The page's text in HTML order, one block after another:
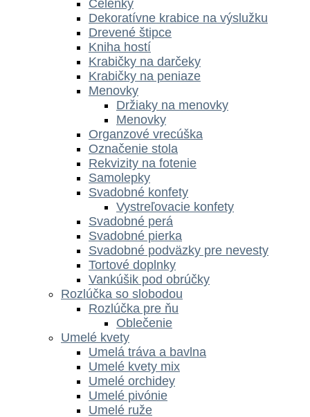
Čelenky
Dekoratívne krabice na výslužku
Drevené štipce
Kniha hostí
Krabičky na darčeky
Krabičky na peniaze
Menovky
Držiaky na menovky
Menovky
Organzové vrecúška
Označenie stola
Rekvizity na fotenie
Samolepky
Svadobné konfety
Vystreľovacie konfety
Svadobné perá
Svadobné pierka
Svadobné podväzky pre nevesty
Tortové doplnky
Vankúšik pod obrúčky
Rozlúčka so slobodou
Rozlúčka pre ňu
Oblečenie
Umelé kvety
Umelá tráva a bavlna
Umelé kvety mix
Umelé orchidey
Umelé pivónie
Umelé ruže